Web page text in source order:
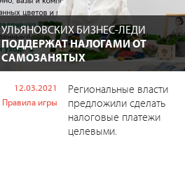
УЛЬЯНОВСКИХ БИЗНЕС-ЛЕДИ
ПОДДЕРЖАТ НАЛОГАМИ ОТ
САМОЗАНЯТЫХ
12.03.2021
Правила игры
Региональные власти
предложили сделать
налоговые платежи
целевыми.